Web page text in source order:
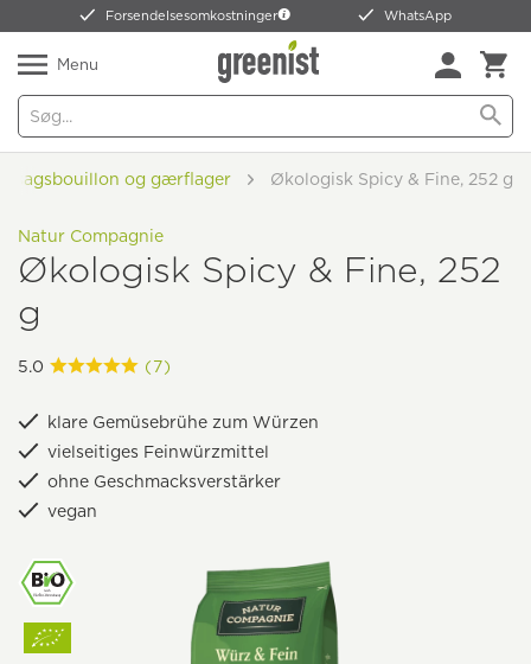
Forsendelsesomkostninger WhatsApp
Menu
og gærflager Økologisk Spicy & Fine, 252 g
Natur Compagnie
Økologisk Spicy & Fine, 252
g
5.0 (7)
klare Gemüsebrühe zum Würzen
vielseitiges Feinwürzmittel
ohne Geschmacksverstärker
vegan